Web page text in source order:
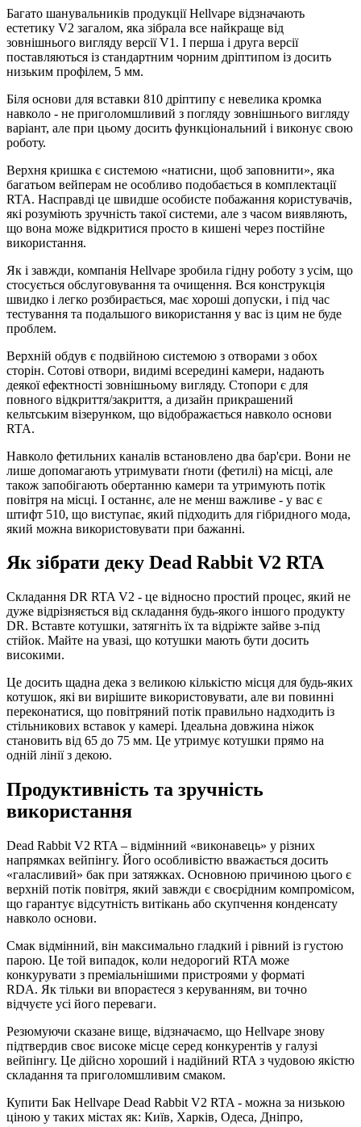
Багато шанувальників продукції Hellvape відзначають
естетику V2 загалом, яка зібрала все найкраще від
зовнішнього вигляду версії V1. І перша і друга версії
поставляються із стандартним чорним дріптипом із досить
низьким профілем, 5 мм.
Біля основи для вставки 810 дріптипу є невелика кромка
навколо - не приголомшливий з погляду зовнішнього вигляду
варіант, але при цьому досить функціональний і виконує свою
роботу.
Верхня кришка є системою «натисни, щоб заповнити», яка
багатьом вейперам не особливо подобається в комплектації
RTA. Насправді це швидше особисте побажання користувачів,
які розуміють зручність такої системи, але з часом виявляють,
що вона може відкритися просто в кишені через постійне
використання.
Як і завжди, компанія Hellvape зробила гідну роботу з усім, що
стосується обслуговування та очищення. Вся конструкція
швидко і легко розбирається, має хороші допуски, і під час
тестування та подальшого використання у вас із цим не буде
проблем.
Верхній обдув є подвійною системою з отворами з обох
сторін. Сотові отвори, видимі всередині камери, надають
деякої ефектності зовнішньому вигляду. Стопори є для
повного відкриття/закриття, а дизайн прикрашений
кельтським візерунком, що відображається навколо основи
RTA.
Навколо фетильних каналів встановлено два бар'єри. Вони не
лише допомагають утримувати ґноти (фетилі) на місці, але
також запобігають обертанню камери та утримують потік
повітря на місці. І останнє, але не менш важливе - у вас є
штифт 510, що виступає, який підходить для гібридного мода,
який можна використовувати при бажанні.
Як зібрати деку Dead Rabbit V2 RTA
Складання DR RTA V2 - це відносно простий процес, який не
дуже відрізняється від складання будь-якого іншого продукту
DR. Вставте котушки, затягніть їх та відріжте зайве з-під
стійок. Майте на увазі, що котушки мають бути досить
високими.
Це досить щадна дека з великою кількістю місця для будь-яких
котушок, які ви вирішите використовувати, але ви повинні
переконатися, що повітряний потік правильно надходить із
стільникових вставок у камері. Ідеальна довжина ніжок
становить від 65 до 75 мм. Це утримує котушки прямо на
одній лінії з декою.
Продуктивність та зручність
використання
Dead Rabbit V2 RTA – відмінний «виконавець» у різних
напрямках вейпінгу. Його особливістю вважається досить
«галасливий» бак при затяжках. Основною причиною цього є
верхній потік повітря, який завжди є своєрідним компромісом,
що гарантує відсутність витікань або скупчення конденсату
навколо основи.
Смак відмінний, він максимально гладкий і рівний із густою
парою. Це той випадок, коли недорогий RTA може
конкурувати з преміальнішими пристроями у форматі
RDA. Як тільки ви впораєтеся з керуванням, ви точно
відчуєте усі його переваги.
Резюмуючи сказане вище, відзначаємо, що Hellvape знову
підтвердив своє високе місце серед конкурентів у галузі
вейпінгу. Це дійсно хороший і надійний RTA з чудовою якістю
складання та приголомшливим смаком.
Купити Бак Hellvape Dead Rabbit V2 RTA - можна за низькою
ціною у таких містах як: Київ, Харків, Одеса, Дніпро,